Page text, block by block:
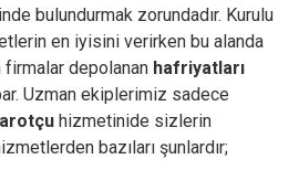
bulundurmak zorundadır. Kurulu
en iyisini verirken bu alanda
firmalar depolanan hafriyatları
Uzman ekiplerimiz sadece
hizmetinide sizlerin
bazıları şunlardır;